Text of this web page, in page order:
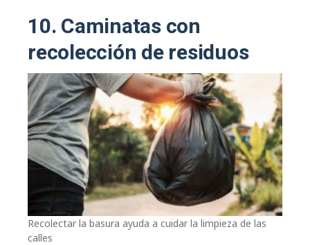
10. Caminatas con
recolección de residuos
Recolectar la basura ayuda a cuidar la limpieza de las
calles